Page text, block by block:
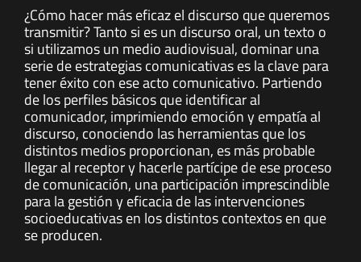
¿Cómo hacer más eficaz el discurso que queremos
transmitir? Tanto si es un discurso oral, un texto o
si utilizamos un medio audiovisual, dominar una
serie de estrategias comunicativas es la clave para
tener éxito con ese acto comunicativo. Partiendo
de los perfiles básicos que identificar al
comunicador, imprimiendo emoción y empatía al
discurso, conociendo las herramientas que los
distintos medios proporcionan, es más probable
llegar al receptor y hacerle partícipe de ese proceso
de comunicación, una participación imprescindible
para la gestión y eficacia de las intervenciones
socioeducativas en los distintos contextos en que
se producen.